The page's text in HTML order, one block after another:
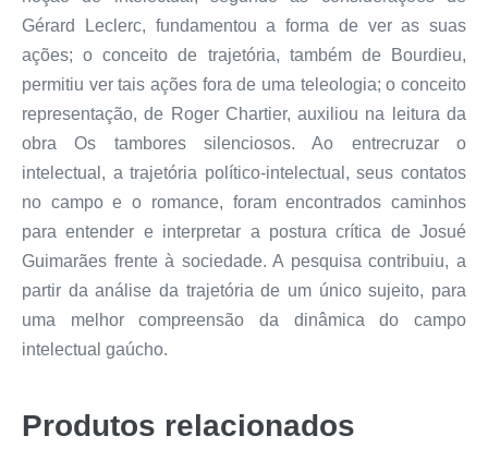
Gérard Leclerc, fundamentou a forma de ver as suas
ações; o conceito de trajetória, também de Bourdieu,
permitiu ver tais ações fora de uma teleologia; o conceito
representação, de Roger Chartier, auxiliou na leitura da
obra Os tambores silenciosos. Ao entrecruzar o
intelectual, a trajetória político-intelectual, seus contatos
no campo e o romance, foram encontrados caminhos
para entender e interpretar a postura crítica de Josué
Guimarães frente à sociedade. A pesquisa contribuiu, a
partir da análise da trajetória de um único sujeito, para
uma melhor compreensão da dinâmica do campo
intelectual gaúcho.
Produtos relacionados